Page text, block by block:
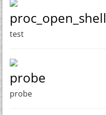
proc_open_shell
test
probe
probe